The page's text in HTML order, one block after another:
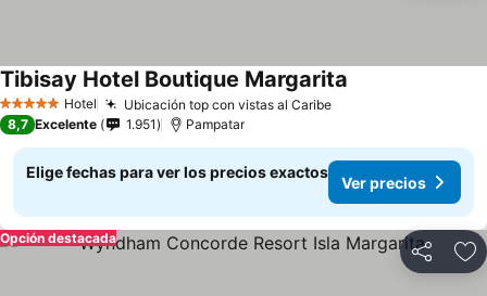
5 Estrellas Hotel Ubicación top con vistas al Caribe
Tibisay Hotel Boutique Margarita
8,7 Excelente 1.951 Pampatar
Elige fechas para ver los precios exactos
Ver precios
Compartir
Opción destacada